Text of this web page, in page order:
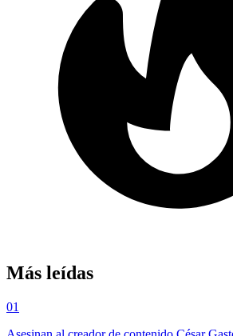
Más leídas
01